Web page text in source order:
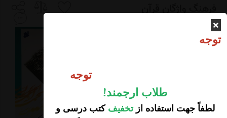
توجه
توجه
طلاب ارجمند!
لطفاً جهت استفاده از تخفیف کتب درسی و
فرهنگ واژگان قرآن
كريم